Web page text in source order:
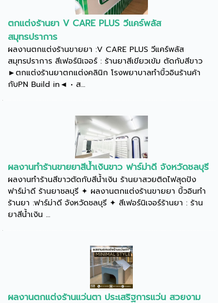
ตกแต่งร้านยา V CARE PLUS วีแคร์พลัส
สมุทรปราการ
ผลงานตกแต่งร้านขายยา :V CARE PLUS วีแคร์พลัส
สมุทรปราการ สีเฟอร์นิเจอร์ : ร้านยาสีเขียวเข้ม ตัดกับสีขาว
►ตกแต่งร้านยาตกแต่งคลินิก โรงพยาบาลทำบิ้วอินร้านค้า
กับPN Build in◄ • ส...
ผลงานทำร้านขายยาสีน้ำเงินขาว ฟาร์ม่าดี จังหวัดชลบุรี
ผลงานทำร้านสีขาวตัดกับสีน้ำเงิน ร้านยาสวยติดไฟสุดปัง
ฟาร์ม่าดี ร้านยาชลบุรี ✦ ผลงานตกแต่งร้านขายยา บิ้วอินทำ
ร้านยา :ฟาร์ม่าดี จังหวัดชลบุรี ✦ สีเฟอร์นิเจอร์ร้านยา : ร้าน
ยาสีน้ำเงิน ...
ผลงานตกแต่งร้านแว่นตา ประเสริฐการแว่น สวยงาม